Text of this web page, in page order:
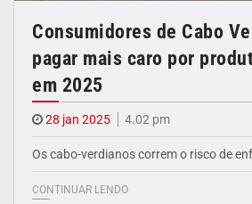
Consumidores de Cabo
pagar mais caro por
em 2025
28 jan 2025 4.02 pm
Os cabo-verdianos correm o risco de
CONTINUAR LENDO